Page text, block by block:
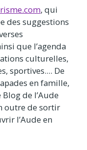
, qui
des suggestions
que l’agenda
culturelles,
sportives.... De
en famille,
de l’Aude
outre de sortir
l’Aude en